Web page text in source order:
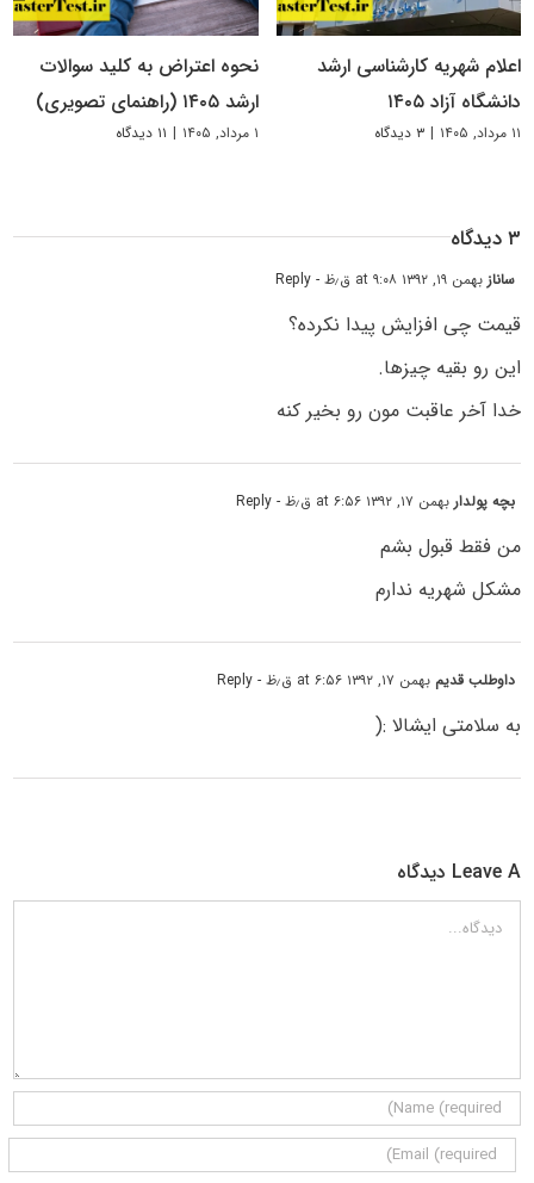
اعلام شهریه کارشناسی ارشد
دانشگاه آزاد ۱۴۰۵
۱۱ مرداد, ۱۴۰۵ | ۳ دیدگاه
نحوه اعتراض به کلید سوالات
ارشد ۱۴۰۵ (راهنمای تصویری)
۱ مرداد, ۱۴۰۵ | ۱۱ دیدگاه
۳ دیدگاه
سانازبهمن ۱۹, ۱۳۹۲ at ۹:۰۸ ق٫ظ - Reply
قیمت چی افزایش پیدا نکرده؟
این رو بقیه چیزها.
خدا آخر عاقبت مون رو بخیر کنه
بچه پولداربهمن ۱۷, ۱۳۹۲ at ۶:۵۶ ق٫ظ - Reply
من فقط قبول بشم
مشکل شهریه ندارم
داوطلب قدیم بهمن ۱۷, ۱۳۹۲ at ۶:۵۶ ق٫ظ - Reply
به سلامتی ایشالا :(
Leave A دیدگاه
دیدگاه